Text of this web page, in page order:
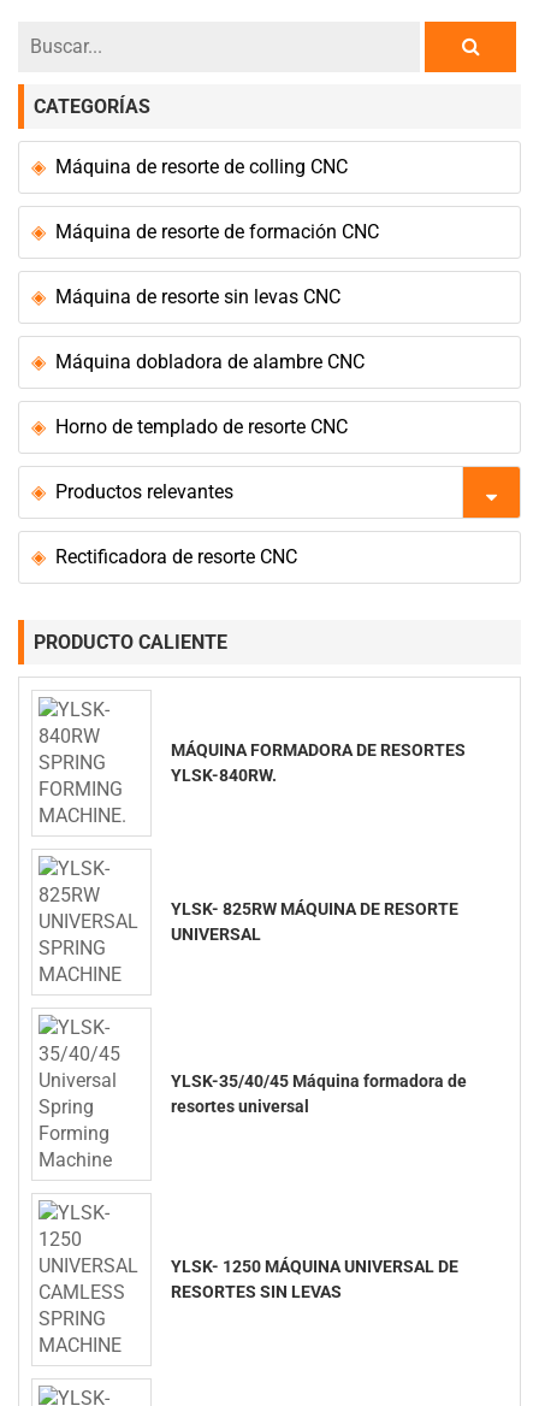
CATEGORÍAS
Máquina de resorte de colling CNC
Máquina de resorte de formación CNC
Máquina de resorte sin levas CNC
Máquina dobladora de alambre CNC
Horno de templado de resorte CNC
Productos relevantes
Rectificadora de resorte CNC
PRODUCTO CALIENTE
MÁQUINA FORMADORA DE RESORTES
YLSK-840RW.
YLSK- 825RW MÁQUINA DE RESORTE
UNIVERSAL
YLSK-35/40/45 Máquina formadora de
resortes universal
YLSK- 1250 MÁQUINA UNIVERSAL DE
RESORTES SIN LEVAS